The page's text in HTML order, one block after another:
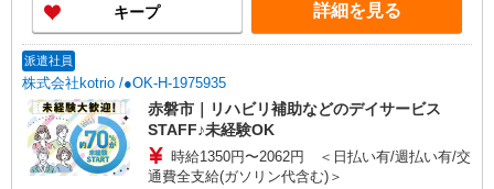
キープ 詳細を見る
派遣社員
株式会社kotrio /●OK-H-1975935
赤磐市｜リハビリ補助などのデイサービス
STAFF♪未経験OK
時給1350円〜2062円 ＜日払い有/週払い有/交
通費全支給(ガソリン代含む)＞